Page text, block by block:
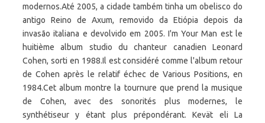
modernos.Até 2005, a cidade também tinha um obelisco do
antigo Reino de Axum, removido da Etiópia depois da
invasão italiana e devolvido em 2005. I'm Your Man est le
huitième album studio du chanteur canadien Leonard
Cohen, sorti en 1988.Il est considéré comme l'album retour
de Cohen après le relatif échec de Various Positions, en
1984.Cet album montre la tournure que prend la musique
de Cohen, avec des sonorités plus modernes, le
synthétiseur y étant plus prépondérant. Kevät eli La